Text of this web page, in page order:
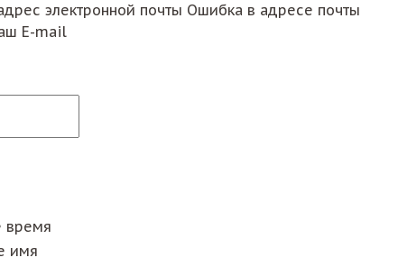
электронной почты Ошибка в адресе почты
E-mail
время
имя